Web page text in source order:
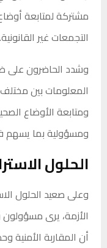
مشتركة لمتابعة
التجمعات غير القانونية.
وشدد الحاضرون على
المعلومات بين
ومتابعة الأوضاع
ومسؤولية بما يسهم
الحلول
وعلى صعيد الحلول
الأزمة، يرى
أن المقاربة الأمنية